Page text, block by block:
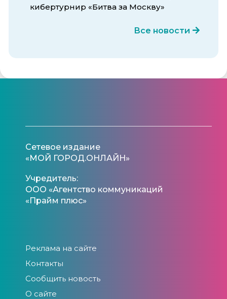
кибертурнир «Битва за Москву»
Все новости
Сетевое издание
«МОЙ ГОРОД.ОНЛАЙН»
Учредитель:
ООО «Агентство коммуникаций
«Прайм плюс»
Реклама на сайте
Контакты
Сообщить новость
О сайте